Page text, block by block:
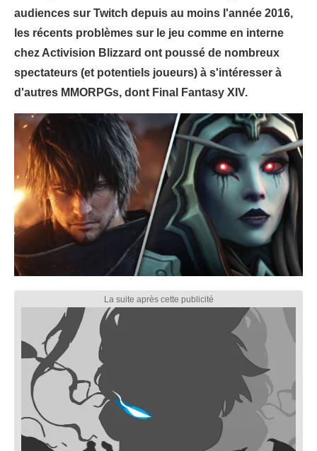
audiences sur Twitch depuis au moins l'année 2016,
les récents problèmes sur le jeu comme en interne
chez Activision Blizzard ont poussé de nombreux
spectateurs (et potentiels joueurs) à s'intéresser à
d'autres MMORPGs, dont Final Fantasy XIV.